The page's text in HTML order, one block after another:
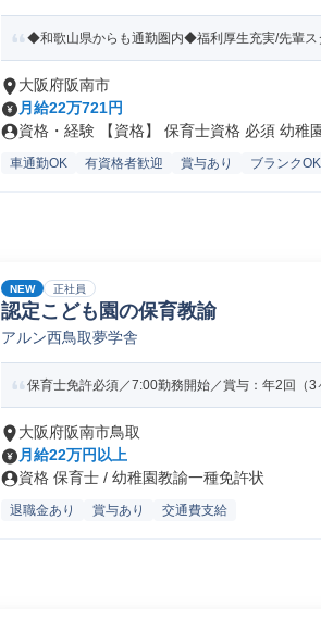
◆和歌山県からも通勤圏内◆福利厚生充実/先輩ス
大阪府阪南市
月給22万721円
資格・経験 【資格】 保育士資格 必須 幼稚
車通勤OK 有資格者歓迎 賞与あり ブランクOK
NEW 正社員
認定こども園の保育教諭
アルン西鳥取夢学舎
保育士免許必須／7:00勤務開始／賞与：年2回（3
大阪府阪南市鳥取
月給22万円以上
資格 保育士 / 幼稚園教諭一種免許状
退職金あり 賞与あり 交通費支給